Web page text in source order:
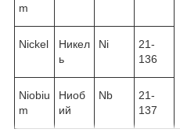
m
Nickel
Никел
ь
Ni
21-
136
Niobiu
m
Ниоб
ий
Nb
21-
137